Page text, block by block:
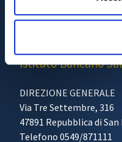
BANCA AGRICOLA
Istituto Bancario
DIREZIONE GENERALE
Via Tre Settembre, 316
47891 Repubblica di
Telefono 0549/871111